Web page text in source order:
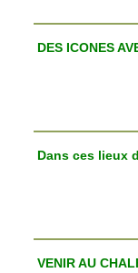
DES ICONES
Dans ces lieux
VENIR AU